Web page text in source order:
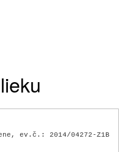
ev.č.: 2014/04272-Z1B